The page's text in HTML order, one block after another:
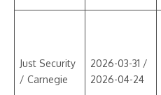
Just Security
/ Carnegie
2026-03-31 /
2026-04-24